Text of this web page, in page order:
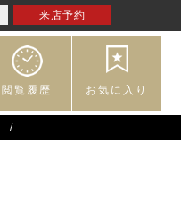
閲覧履歴 お気に入り
来店予約